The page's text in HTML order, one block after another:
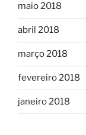
maio 2018
abril 2018
março 2018
fevereiro 2018
janeiro 2018